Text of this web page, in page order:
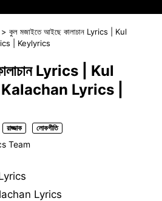
> কুল মজাইতে আইছে কালাচান Lyrics | Kul
| Keylyrics
Lyrics | Kul
Lyrics |
রাজ্জাক লোকগীতি
Team
Lyrics
Lyrics